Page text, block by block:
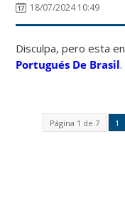
18/07/2024 10:49
Disculpa, pero esta
Portugués De Brasil.
Página 1 de 7 1